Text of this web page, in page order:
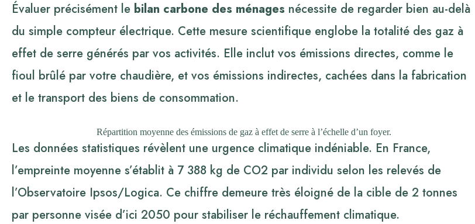
Évaluer précisément le bilan carbone des ménages nécessite de regarder bien au-delà
du simple compteur électrique. Cette mesure scientifique englobe la totalité des gaz à
effet de serre générés par vos activités. Elle inclut vos émissions directes, comme le
fioul brûlé par votre chaudière, et vos émissions indirectes, cachées dans la fabrication
et le transport des biens de consommation.
Répartition moyenne des émissions de gaz à effet de serre à l’échelle d’un foyer.
Les données statistiques révèlent une urgence climatique indéniable. En France,
l’empreinte moyenne s’établit à 7 388 kg de CO2 par individu selon les relevés de
l’Observatoire Ipsos/Logica. Ce chiffre demeure très éloigné de la cible de 2 tonnes
par personne visée d’ici 2050 pour stabiliser le réchauffement climatique.